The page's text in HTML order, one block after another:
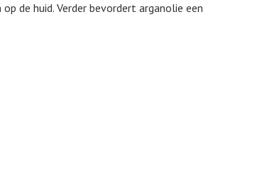
de huid. Verder bevordert arganolie een